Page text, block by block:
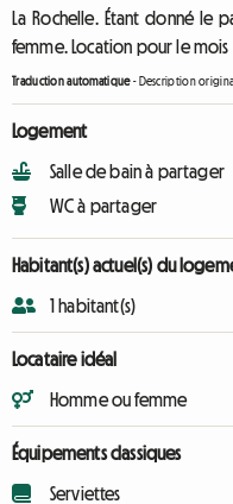
La Rochelle. Étant donné le
femme. Location pour le mois
Traduction automatique- Description
Logement
Salle de bain à partager
WC à partager
Habitant(s) actuel(s) du
1 habitant(s)
Locataire idéal
Homme ou femme
Équipements classiques
Serviettes